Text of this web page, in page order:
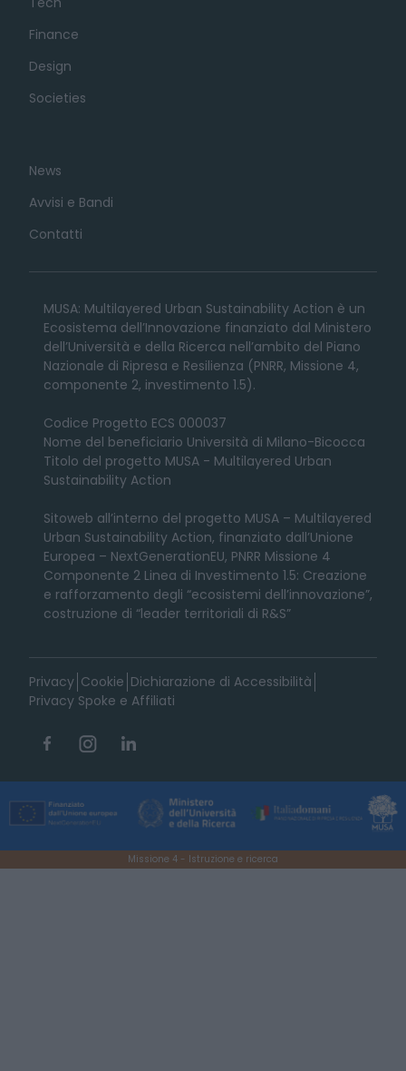
Finance
Design
Societies
News
Avvisi e Bandi
Contatti
MUSA: Multilayered Urban Sustainability Action è un
Ecosistema dell’Innovazione finanziato dal Ministero
dell’Università e della Ricerca nell’ambito del Piano
Nazionale di Ripresa e Resilienza (PNRR, Missione 4,
componente 2, investimento 1.5).
Codice Progetto ECS 000037
Nome del beneficiario Università di Milano-Bicocca
Titolo del progetto MUSA - Multilayered Urban
Sustainability Action
Sitoweb all’interno del progetto MUSA – Multilayered
Urban Sustainability Action, finanziato dall’Unione
Europea – NextGenerationEU, PNRR Missione 4
Componente 2 Linea di Investimento 1.5: Creazione
e rafforzamento degli “ecosistemi dell’innovazione”,
costruzione di “leader territoriali di R&S”
Privacy Cookie Dichiarazione di Accessibilità
Privacy Spoke e Affiliati
Missione 4 - Istruzione e ricerca